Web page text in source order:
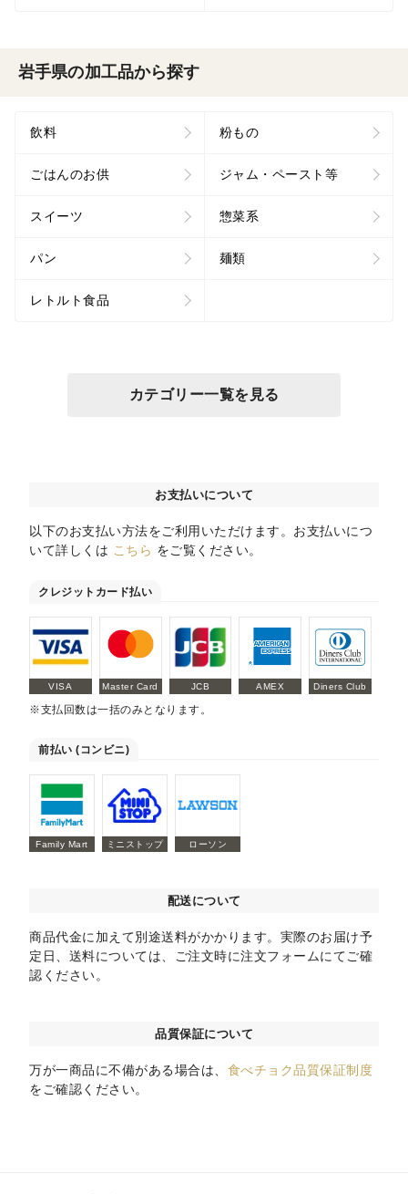
岩手県の加工品から探す
飲料 粉もの
ごはんのお供 ジャム・ペースト等
スイーツ 惣菜系
パン 麺類
レトルト食品
カテゴリー一覧を見る
お支払いについて
以下のお支払い方法をご利用いただけます。お支払いにつ
いて詳しくは こちら をご覧ください。
クレジットカード払い
VISA Master Card JCB AMEX Diners Club
※支払回数は一括のみとなります。
前払い (コンビニ)
Family Mart ミニストップ ローソン
配送について
商品代金に加えて別途送料がかかります。実際のお届け予
定日、送料については、ご注文時に注文フォームにてご確
認ください。
品質保証について
万が一商品に不備がある場合は、 食べチョク品質保証制度
をご確認ください。